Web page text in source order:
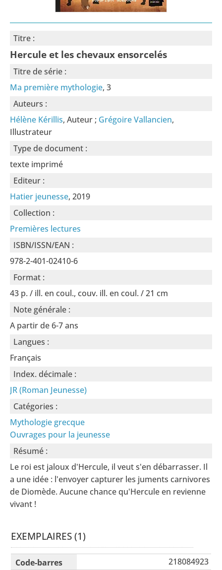
Titre :
Hercule et les chevaux ensorcelés
Titre de série :
Ma première mythologie, 3
Auteurs :
Hélène Kérillis, Auteur ; Grégoire Vallancien,
Illustrateur
Type de document :
texte imprimé
Editeur :
Hatier jeunesse, 2019
Collection :
Premières lectures
ISBN/ISSN/EAN :
978-2-401-02410-6
Format :
43 p. / ill. en coul., couv. ill. en coul. / 21 cm
Note générale :
A partir de 6-7 ans
Langues :
Français
Index. décimale :
JR (Roman Jeunesse)
Catégories :
Mythologie grecque
Ouvrages pour la jeunesse
Résumé :
Le roi est jaloux d'Hercule, il veut s'en débarrasser. Il
a une idée : l'envoyer capturer les juments carnivores
de Diomède. Aucune chance qu'Hercule en revienne
vivant !
EXEMPLAIRES (1)
Liste des exemplaires
218084923